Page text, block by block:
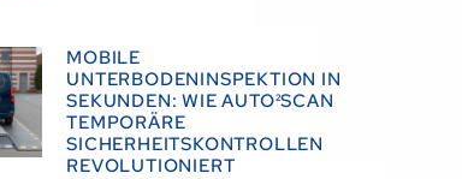
MOBILE
UNTERBODENINSPEKTION IN
SEKUNDEN: WIE AUTO²SCAN
TEMPORÄRE
SICHERHEITSKONTROLLEN
REVOLUTIONIERT